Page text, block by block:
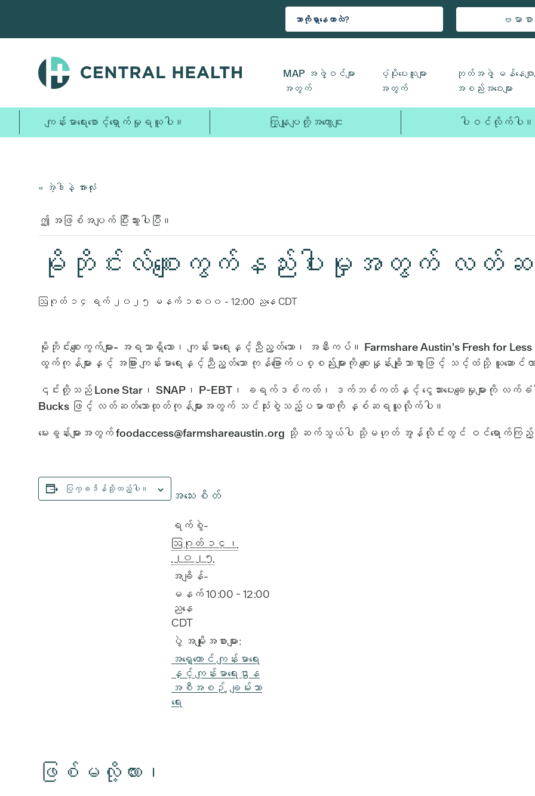
သို့
ပါ။
ဗမာစာ
MAP အဖွဲ့ဝင်များ
အတွက်
ပံ့ပိုးပေးသူများ
အတွက်
ဘုတ်အဖွဲ့ မန်နေဂျာ
အစည်းအဝေးများ
ကျန်းမာရေးစောင့်ရှောက်မှုရယူပါ။ ကြှနျုပျတို့အကွောငျး ပါဝင်လိုက်ပါ။
« အဲ့ဒါနဲ့ အားလုံး
ဤ အဖြစ်အပျက် ပြီးသွားပါပြီ။
မိုဘိုင်းလ်စျေးကွက်နည်းပါးမှုအတွက် လ
ဩဂုတ် ၁၄ ရက် ၂၀၂၅ မနက် ၁၀း၀၀ - 12:00 ညနေ CDT
မိုဘိုင်းစျေးကွက်များ- အရသာရှိသော၊ ကျန်းမာရေးနှင့်ညီညွတ်သော၊ အနီးကပ်။ Farmshare Austin's Fresh for
ထွက်ကုန်များနှင့် အခြား ကျန်းမာရေးနှင့်ညီညွတ်သော ကုန်ခြောက်ပစ္စည်းများကို စျေးနှုန်းချိုသာစွာဖြင့် သင့်ထံသို့ ယူဆောင်
၎င်းတို့သည် Lone Star၊ SNAP၊ P-EBT၊ ခရက်ဒစ်ကတ်၊ ဒက်ဘစ်ကတ်နှင့် ငွေသားပေးချေမှုများကို လက်ခံပ
Bucks ဖြင့် လတ်ဆတ်သောထုတ်ကုန်များအတွက် သင်သုံးစွဲသည့်ပမာဏကို နှစ်ဆရယူလိုက်ပါ။
မေးခွန်းများအတွက် foodaccess@farmshareaustin.org သို့ ဆက်သွယ်ပါ သို့မဟုတ် အွန်လိုင်းတွင် ဝင်ရောက်ကြ
ပြက္ခဒိန်သို့ထည့်ပါ။ အသေးစိတ်
ရက်စွဲ-
ဩဂုတ် ၁၄၊
၂၀၂၅
အချိန်-
မနက် 10:00 - 12:00
ညနေ
CDT
ပွဲ အမျိုးအစားများ:
အရှေ့တောင် ကျန်းမာရေး
နှင့် ကျန်းမာရေးဌာန
အစီအစဉ် ချမ်းသာ
ရေး
ဖြစ်မလို့လား၊